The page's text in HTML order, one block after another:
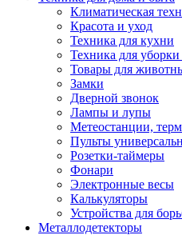
Климатическая
Красота и уход
Техника для кухни
Техника для
Товары для
Замки
Дверной звонок
Лампы и лупы
Метеостанции,
Пульты
Розетки-таймеры
Фонари
Электронные весы
Калькуляторы
Устройства для
Металлодетекторы